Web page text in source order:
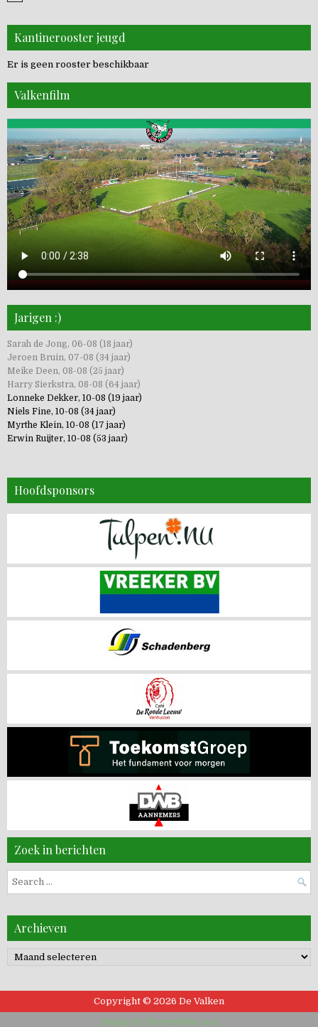
Kantinerooster jeugd
Er is geen rooster beschikbaar
Valkenfilm
Jarigen :)
Sarah de Jong, 06-08 (18 jaar)
Jeroen Bruin, 07-08 (34 jaar)
Meike Deen, 08-08 (25 jaar)
Harry Sierkstra, 08-08 (64 jaar)
Lonneke Dekker, 10-08 (19 jaar)
Niels Fine, 10-08 (34 jaar)
Myrthe Klein, 10-08 (17 jaar)
Erwin Ruijter, 10-08 (53 jaar)
Hoofdsponsors
Zoek in berichten
Search
for:
Archieven
Archieven
Copyright © 2026 De Valken
Design by ThemesDNA.com